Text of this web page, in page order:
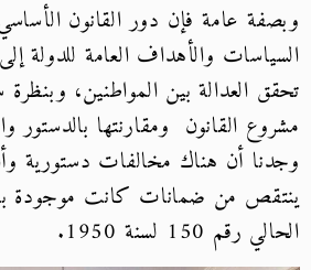
وبصفة عامة فإن دور القانون
السياسات والأهداف العامة للدولة
تحقق العدالة بين المواطنين،
مشروع القانون ومقارنتها بالدستور
وجدنا أن هناك مخالفات دستورية
ينتقص من ضمانات كانت موجودة
الحالي رقم 150 لسنة 1950.